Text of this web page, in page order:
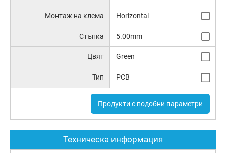
Монтаж на клема Horizontal
Стъпка 5.00mm
Цвят Green
Тип PCB
Продукти с подобни параметри
Техническа информация